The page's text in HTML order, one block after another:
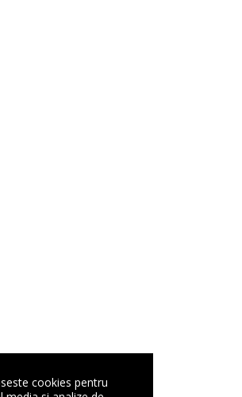
cookies pentru